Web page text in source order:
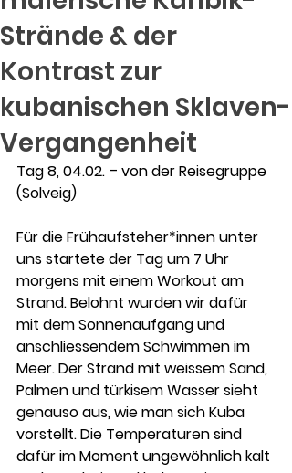
Strände & der
Kontrast zur
kubanischen Sklaven-
Vergangenheit
Tag 8, 04.02. – von der Reisegruppe
(Solveig)
Für die Frühaufsteher*innen unter
uns startete der Tag um 7 Uhr
morgens mit einem Workout am
Strand. Belohnt wurden wir dafür
mit dem Sonnenaufgang und
anschliessendem Schwimmen im
Meer. Der Strand mit weissem Sand,
Palmen und türkisem Wasser sieht
genauso aus, wie man sich Kuba
vorstellt. Die Temperaturen sind
dafür im Moment ungewöhnlich kalt